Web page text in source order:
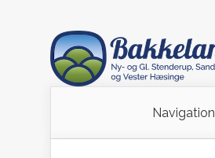
Navigation